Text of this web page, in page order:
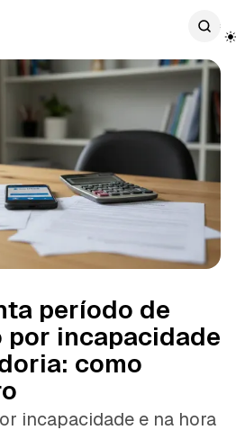
período de
incapacidade
como
incapacidade e na hora